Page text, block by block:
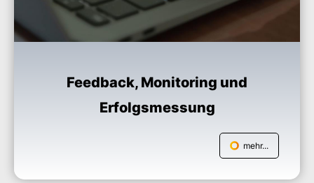
Feedback, Monitoring und
Erfolgsmessung
mehr...